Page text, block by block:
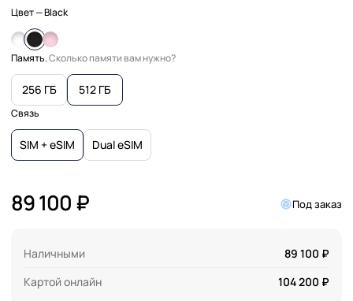
Цвет— Black
Память.Сколько памяти вам нужно?
256 ГБ 512 ГБ
Связь
SIM + eSIM Dual eSIM
89 100 ₽ Под заказ
Наличными
89 100 ₽
Картой онлайн
104 200 ₽